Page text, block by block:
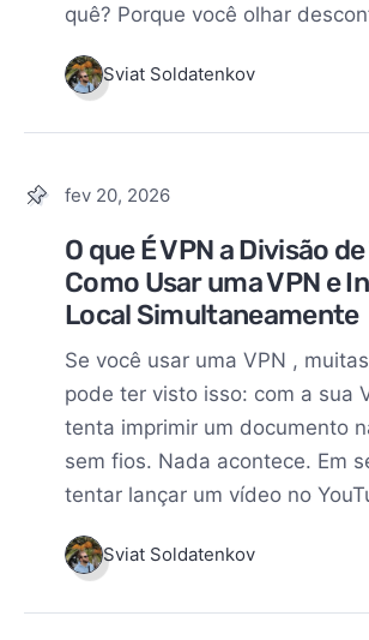
quê? Porque você olhar
Sviat Soldatenkov
fev 20, 2026
O que É VPN a Divisão
Como Usar uma VPN e
Local Simultaneamente
Se você usar uma VPN ,
pode ter visto isso: com a sua
tenta imprimir um documento
sem fios. Nada acontece. Em
tentar lançar um vídeo no
Sviat Soldatenkov